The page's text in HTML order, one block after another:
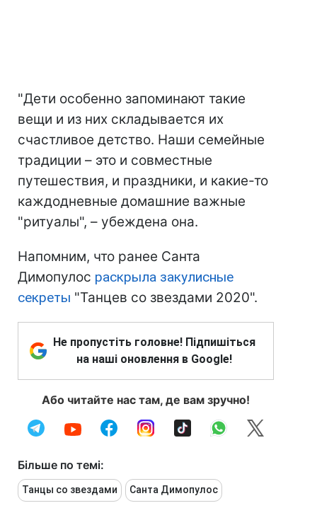
"Дети особенно запоминают такие
вещи и из них складывается их
счастливое детство. Наши семейные
традиции – это и совместные
путешествия, и праздники, и какие-то
каждодневные домашние важные
"ритуалы", – убеждена она.
Напомним, что ранее Санта
Димопулос раскрыла закулисные
секреты "Танцев со звездами 2020".
Не пропустіть головне! Підпишіться
на наші оновлення в Google!
Або читайте нас там, де вам зручно!
Більше по темі:
Танцы со звездами Санта Димопулос